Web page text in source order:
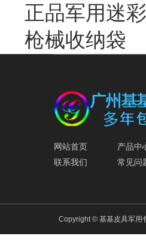
正品军用迷
枪械收纳袋
网站首页 产品中
联系我们
常见问
Copyright © 基基皮具军用